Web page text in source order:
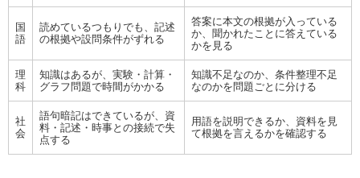
国
語
読めているつもりでも、記述
の根拠や設問条件がずれる
答案に本文の根拠が入っている
か、聞かれたことに答えている
かを見る
理
科
知識はあるが、実験・計算・
グラフ問題で時間がかかる
知識不足なのか、条件整理不足
なのかを問題ごとに分ける
社
会
語句暗記はできているが、資
料・記述・時事との接続で失
点する
用語を説明できるか、資料を見
て根拠を言えるかを確認する